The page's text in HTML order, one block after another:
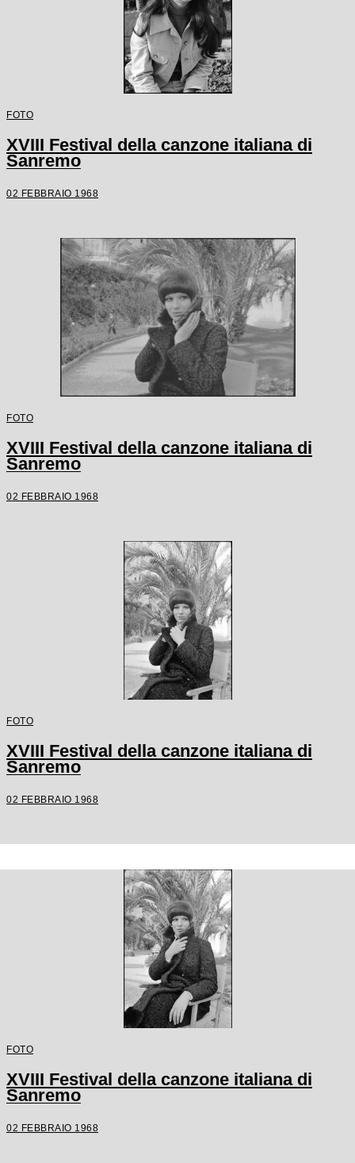
FOTO
XVIII Festival della canzone italiana di
Sanremo
02 FEBBRAIO 1968
FOTO
XVIII Festival della canzone italiana di
Sanremo
02 FEBBRAIO 1968
FOTO
XVIII Festival della canzone italiana di
Sanremo
02 FEBBRAIO 1968
FOTO
XVIII Festival della canzone italiana di
Sanremo
02 FEBBRAIO 1968